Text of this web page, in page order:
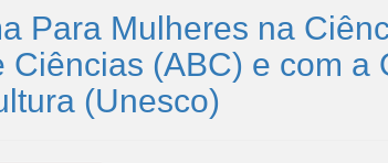
Para Mulheres na
(ABC) e com a
(Unesco)